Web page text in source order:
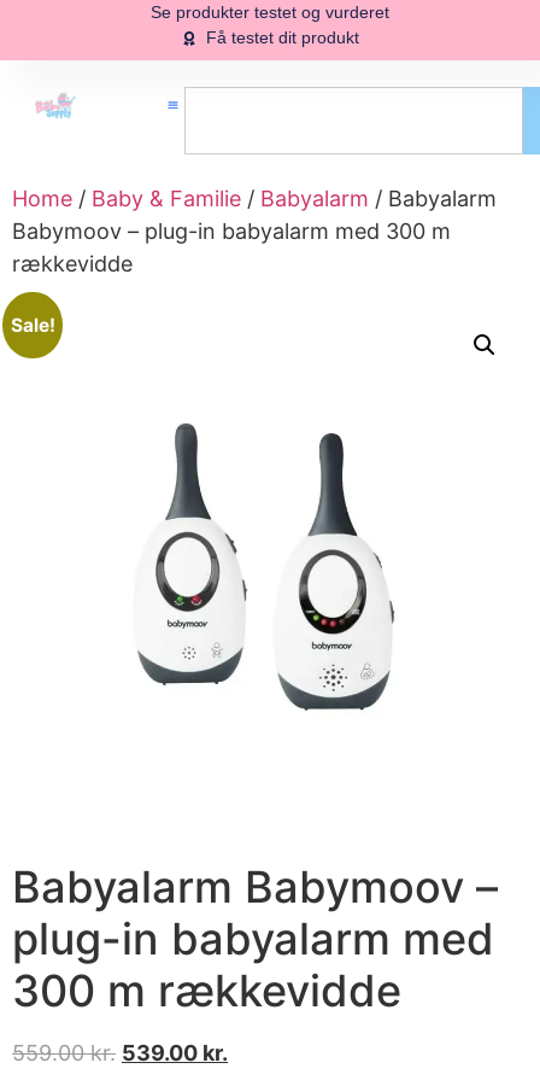
Se produkter testet og vurderet
Få testet dit produkt
Home / Baby & Familie / Babyalarm / Babyalarm
Babymoov – plug-in babyalarm med 300 m
rækkevidde
Sale!
Babyalarm Babymoov –
plug-in babyalarm med
300 m rækkevidde
559.00kr. 539.00 kr.